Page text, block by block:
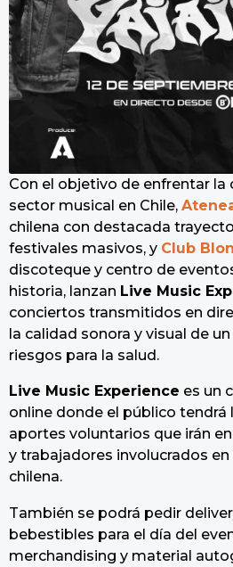
Con el objetivo de enfrentar la
sector musical en Chile,
chilena con destacada
festivales masivos, y Club
discoteque y centro de
historia, lanzan Live Music
conciertos transmitidos en
la calidad sonora y visual de
riesgos para la salud.
Live Music Experience es un
online donde el público tendrá
aportes voluntarios que irán
y trabajadores involucrados en
chilena.
También se podrá pedir
bebestibles para el día del
merchandising y material